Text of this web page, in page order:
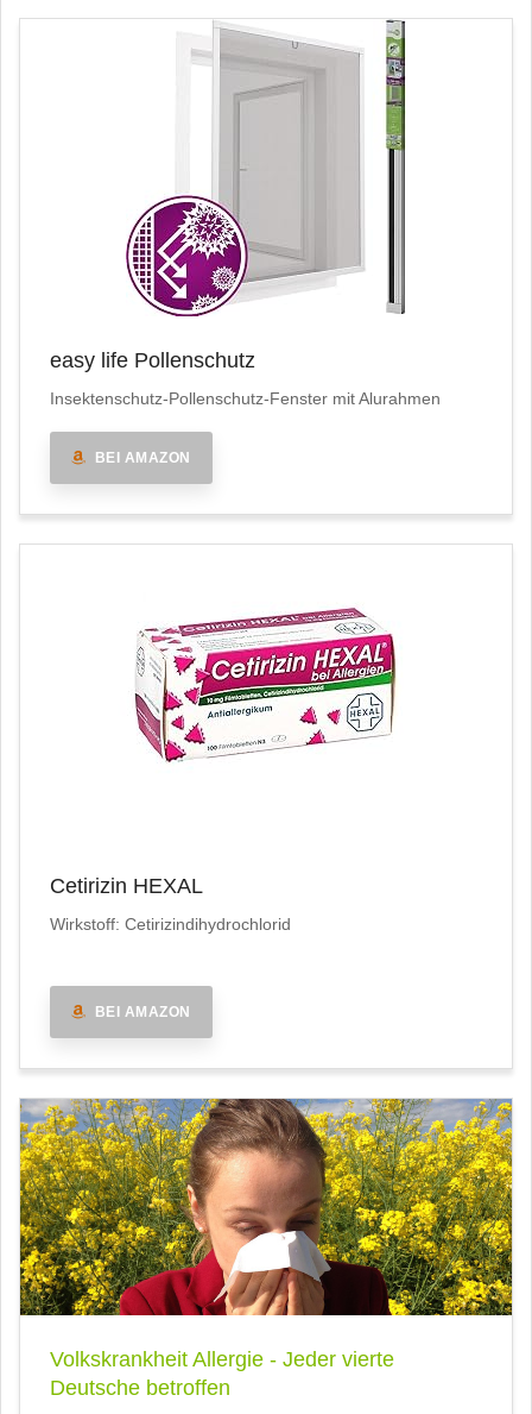
easy life Pollenschutz
Insektenschutz-Pollenschutz-Fenster mit Alurahmen
BEI AMAZON
Cetirizin HEXAL
Wirkstoff: Cetirizindihydrochlorid
BEI AMAZON
Volkskrankheit Allergie - Jeder vierte
Deutsche betroffen